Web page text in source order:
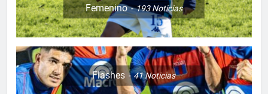
Femenino 193Noticias
Flashes 41Noticias